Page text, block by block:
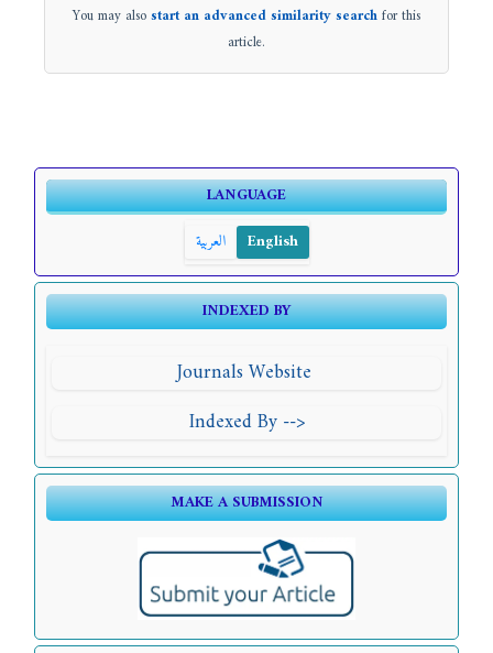
You may alsostart an advanced similarity searchfor this
article.
LANGUAGE
العربية
English
INDEXED BY
Journals Website
Indexed By -->
MAKE A SUBMISSION